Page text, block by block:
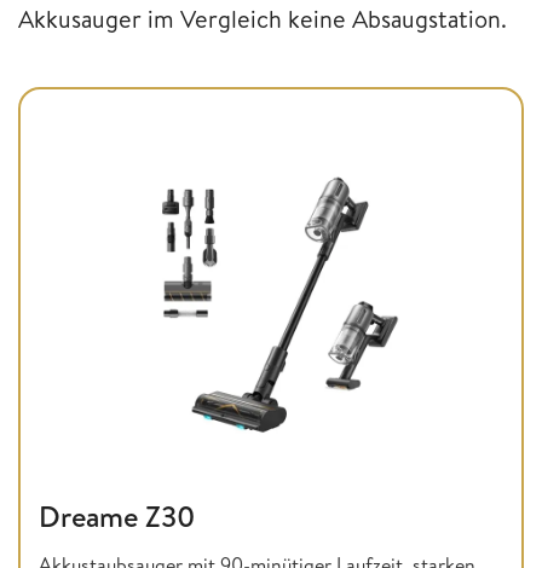
Akkusauger im Vergleich keine Absaugstation.
Dreame Z30